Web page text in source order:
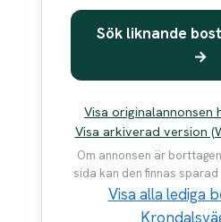
Sök liknande
→
Visa originalannonsen
Visa arkiverad version
Om annonsen är
sida kan den finnas
Visa alla lediga